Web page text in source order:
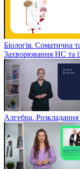
Біологія. Соматична
Захворювання НС та
Алгебра.